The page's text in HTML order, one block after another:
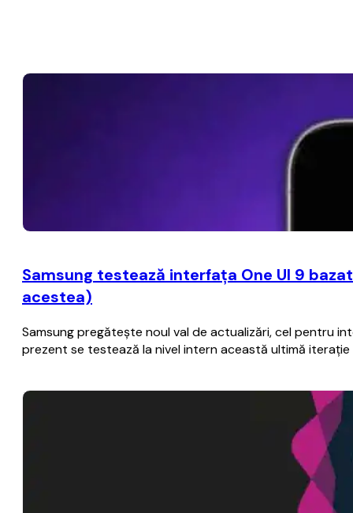
Samsung testează interfaţa One UI 9
acestea)
Samsung pregăteşte noul val de actualizări, cel pentru
prezent se testează la nivel intern această ultimă